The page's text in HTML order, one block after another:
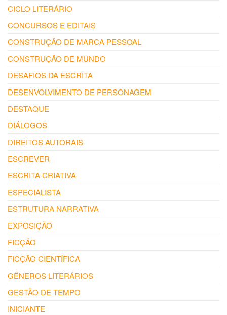
CICLO LITERÁRIO
CONCURSOS E EDITAIS
CONSTRUÇÃO DE MARCA PESSOAL
CONSTRUÇÃO DE MUNDO
DESAFIOS DA ESCRITA
DESENVOLVIMENTO DE PERSONAGEM
DESTAQUE
DIÁLOGOS
DIREITOS AUTORAIS
ESCREVER
ESCRITA CRIATIVA
ESPECIALISTA
ESTRUTURA NARRATIVA
EXPOSIÇÃO
FICÇÃO
FICÇÃO CIENTÍFICA
GÊNEROS LITERÁRIOS
GESTÃO DE TEMPO
INICIANTE